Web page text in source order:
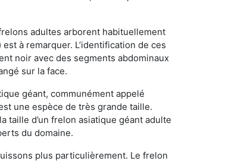
adultes arborent habituellement
est à remarquer. L’identification de ces
noir avec des segments abdominaux
sur la face.
géant, communément appelé
une espèce de très grande taille.
taille d’un frelon asiatique géant adulte
du domaine.
plus particulièrement. Le frelon